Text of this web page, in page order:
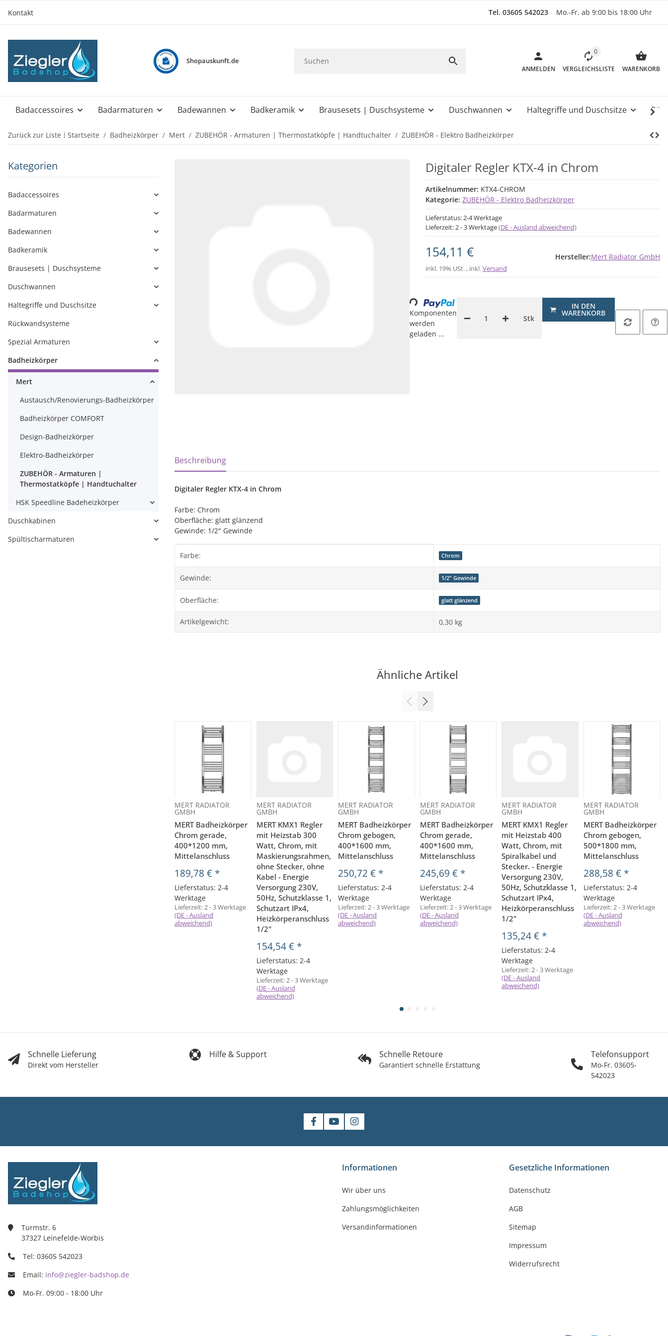
Kontakt Tel. 03605 542023 Mo.-Fr. ab 9:00 bis 18:00 Uhr
Shopauskunft.de
ANMELDEN
0
VERGLEICHSLISTE WARENKORB
Badaccessoires Badarmaturen Badewannen Badkeramik Brausesets | Duschsysteme Duschwannen Haltegriffe und Duschsitze
Zurück zur Liste Startseite Badheizkörper Mert ZUBEHÖR - Armaturen | Thermostatköpfe | Handtuchalter ZUBEHÖR - Elektro Badheizkörper
Digitaler Regler KTX-4 in Chrom
Artikelnummer: KTX4-CHROM
Kategorie: ZUBEHÖR - Elektro Badheizkörper
Lieferstatus: 2-4 Werktage
Lieferzeit:2 - 3 Werktage(DE - Ausland abweichend)
154,11 €
inkl. 19% USt. , inkl.Versand
Hersteller:Mert Radiator GmbH
Stk
IN DEN
WARENKORB
Loading...
Komponenten
werden
geladen ...
weitere Registerkarten anzeigen
Beschreibung
Digitaler Regler KTX-4 in Chrom
Farbe: Chrom
Oberfläche: glatt glänzend
Gewinde: 1/2" Gewinde
Produkteigenschaft
Wert
Farbe: Chrom
Gewinde: 1/2" Gewinde
Oberfläche: glatt glänzend
Artikelgewicht: 0,30 kg
Ähnliche Artikel
MERT RADIATOR
GMBH
MERT Badheizkörper
Chrom gerade,
400*1200 mm,
Mittelanschluss
189,78 € *
Lieferstatus: 2-4
Werktage
Lieferzeit:2 - 3 Werktage
(DE - Ausland
abweichend)
MERT RADIATOR
GMBH
MERT KMX1 Regler
mit Heizstab 300
Watt, Chrom, mit
Maskierungsrahmen,
ohne Stecker, ohne
Kabel - Energie
Versorgung 230V,
50Hz, Schutzklasse 1,
Schutzart IPx4,
Heizkörperanschluss
1/2"
154,54 € *
Lieferstatus: 2-4
Werktage
Lieferzeit:2 - 3 Werktage
(DE - Ausland
abweichend)
MERT RADIATOR
GMBH
MERT Badheizkörper
Chrom gebogen,
400*1600 mm,
Mittelanschluss
250,72 € *
Lieferstatus: 2-4
Werktage
Lieferzeit:2 - 3 Werktage
(DE - Ausland
abweichend)
MERT RADIATOR
GMBH
MERT Badheizkörper
Chrom gerade,
400*1600 mm,
Mittelanschluss
245,69 € *
Lieferstatus: 2-4
Werktage
Lieferzeit:2 - 3 Werktage
(DE - Ausland
abweichend)
MERT RADIATOR
GMBH
MERT KMX1 Regler
mit Heizstab 400
Watt, Chrom, mit
Spiralkabel und
Stecker. - Energie
Versorgung 230V,
50Hz, Schutzklasse 1,
Schutzart IPx4,
Heizkörperanschluss
1/2"
135,24 € *
Lieferstatus: 2-4
Werktage
Lieferzeit:2 - 3 Werktage
(DE - Ausland
abweichend)
MERT RADIATOR
GMBH
MERT Badheizkörper
Chrom gebogen,
500*1800 mm,
Mittelanschluss
288,58 € *
Lieferstatus: 2-4
Werktage
Lieferzeit:2 - 3 Werktage
(DE - Ausland
abweichend)
Kategorien
Badaccessoires
Badarmaturen
Badewannen
Badkeramik
Brausesets | Duschsysteme
Duschwannen
Haltegriffe und Duschsitze
Rückwandsysteme
Spezial Armaturen
Badheizkörper
Mert
Austausch/Renovierungs-Badheizkörper
Badheizkörper COMFORT
Design-Badheizkörper
Elektro-Badheizkörper
ZUBEHÖR - Armaturen |
Thermostatköpfe | Handtuchalter
HSK Speedline Badeheizkörper
Duschkabinen
Spültischarmaturen
Schnelle Lieferung
Direkt vom Hersteller
Hilfe & Support Schnelle Retoure
Garantiert schnelle Erstattung
Telefonsupport
Mo-Fr. 03605-
542023
Turmstr. 6
37327 Leinefelde-Worbis
Tel: 03605 542023
Email: info@ziegler-badshop.de
Mo-Fr. 09:00 - 18:00 Uhr
Informationen
Wir über uns
Zahlungsmöglichkeiten
Versandinformationen
Gesetzliche Informationen
Datenschutz
AGB
Sitemap
Impressum
Widerrufsrecht